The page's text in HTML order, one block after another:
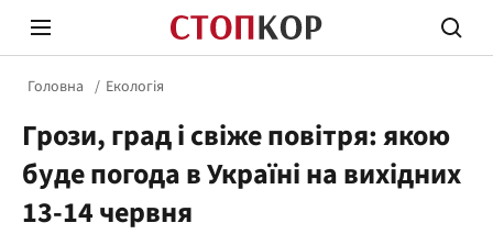
Головна Екологія
Грози, град і свіже повітря: якою
буде погода в Україні на вихідних
13-14 червня